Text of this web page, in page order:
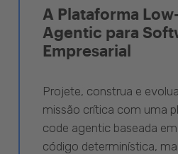
A Plataforma
Agentic para
Empresarial
Projete, construa e
missão crítica com uma
code agentic baseada
código determinística,